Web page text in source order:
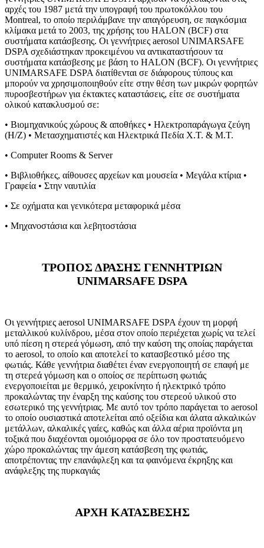
αρχές του 1987 μετά την υπογραφή του πρωτοκόλλου του
Montreal, το οποίο περιλάμβανε την απαγόρευση, σε παγκόσμια
κλίμακα μετά το 2003, της χρήσης του ΗALON (BCF) στα
συστήματα κατάσβεσης. Οι γεννήτριες aerosol UNIMARSAFE
DSPA σχεδιάστηκαν προκειμένου να αντικαταστήσουν τα
συστήματα κατάσβεσης με βάση το ΗALON (BCF). Οι γεννήτριες
UNIMARSAFE DSPA διατίθενται σε διάφορους τύπους και
μπορούν να χρησιμοποιηθούν είτε στην θέση των μικρών φορητών
πυροσβεστήρων για έκτακτες καταστάσεις, είτε σε συστήματα
ολικού κατακλυσμού σε:
• Βιομηχανικούς χώρους & αποθήκες • Ηλεκτροπαράγωγα ζεύγη
(Η/Ζ) • Μετασχηματιστές και Ηλεκτρικά Πεδία Χ.Τ. & Μ.Τ.
• Computer Rooms & Server
• Βιβλιοθήκες, αίθουσες αρχείων και μουσεία • Μεγάλα κτίρια •
Γραφεία • Στην ναυτιλία
• Σε οχήματα και γενικότερα μεταφορικά μέσα
• Μηχανοστάσια και λεβητοστάσια
ΤΡΟΠΟΣ ΔΡΑΣΗΣ ΓΕΝΝΗΤΡΙΩΝ
UNIMARSAFE DSPA
Οι γεννήτριες aerosol UNIMARSAFE DSPA έχουν τη μορφή
μεταλλικού κυλίνδρου, μέσα στον οποίο περιέχεται χωρίς να τελεί
υπό πίεση η στερεά γόμωση, από την καύση της οποίας παράγεται
το aerosol, το οποίο και αποτελεί το κατασβεστικό μέσο της
φωτιάς. Κάθε γεννήτρια διαθέτει έναν ενεργοποιητή σε επαφή με
τη στερεά γόμωση και ο οποίος σε περίπτωση φωτιάς
ενεργοποιείται με θερμικό, χειροκίνητο ή ηλεκτρικό τρόπο
προκαλώντας την έναρξη της καύσης του στερεού υλικού στο
εσωτερικό της γεννήτριας. Με αυτό τον τρόπο παράγεται το aerosol
το οποίο ουσιαστικά αποτελείται από οξείδια και άλατα αλκαλικών
μετάλλων, αλκαλικές γαίες, καθώς και άλλα αέρια προϊόντα μη
τοξικά που διαχέονται ομοιόμορφα σε όλο τον προστατευόμενο
χώρο προκαλώντας την άμεση κατάσβεση της φωτιάς,
αποτρέποντας την επανάφλεξη και τα φαινόμενα έκρηξης και
ανάφλεξης της πυρκαγιάς
ΑΡΧΗ ΚΑΤΑΣΒΕΣΗΣ